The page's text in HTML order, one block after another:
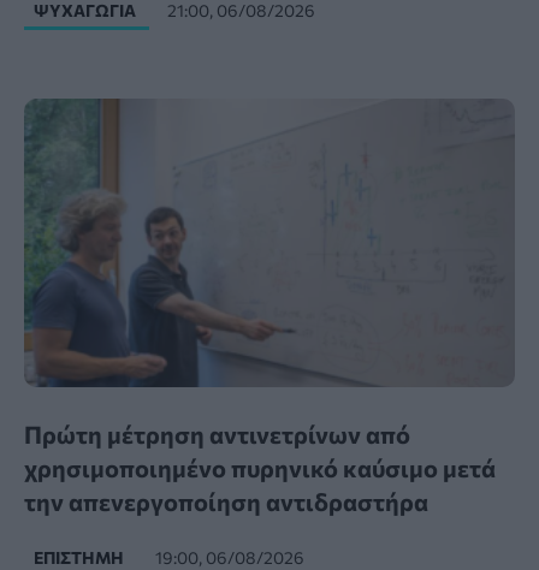
ΨΥΧΑΓΩΓΊΑ 21:00, 06/08/2026
Πρώτη μέτρηση αντινετρίνων από
χρησιμοποιημένο πυρηνικό καύσιμο μετά
την απενεργοποίηση αντιδραστήρα
ΕΠΙΣΤΉΜΗ 19:00, 06/08/2026